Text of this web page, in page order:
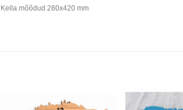
mõõdud 280x420 mm